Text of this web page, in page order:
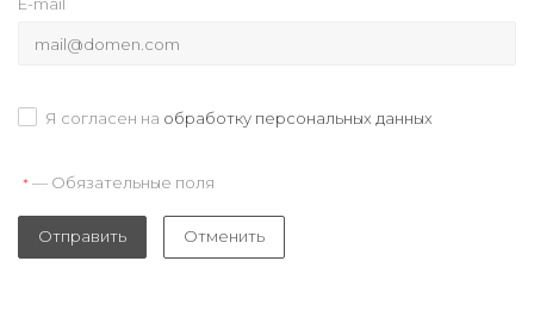
Я согласен на обработку персональных данных
* — Обязательные поля
Отправить Отменить